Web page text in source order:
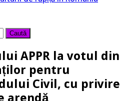
APPR la votul din
pentru
Civil, cu privire
arendă